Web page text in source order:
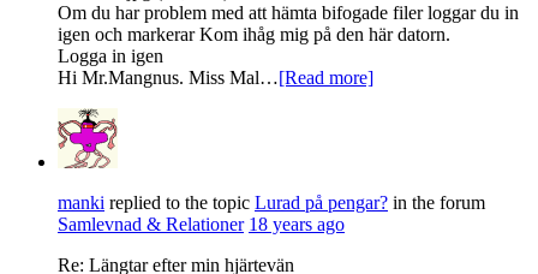
Om du har problem med att hämta bifogade filer loggar du in
igen och markerar Kom ihåg mig på den här datorn.
Logga in igen
Hi Mr.Mangnus. Miss Mal…[Read more]
manki replied to the topic Lurad på pengar? in the forum
Samlevnad & Relationer 18 years ago